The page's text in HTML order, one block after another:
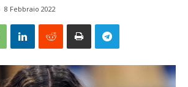
8 Febbraio 2022